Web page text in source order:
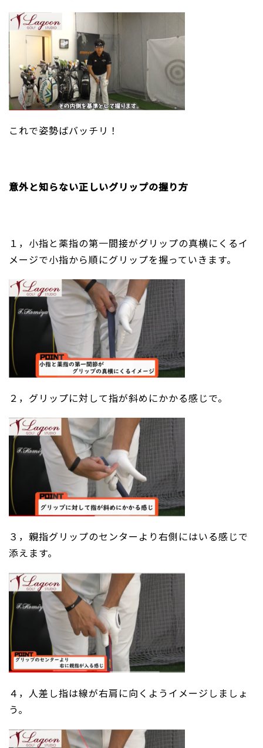
これで姿勢ばバッチリ！
意外と知らない正しいグリップの握り方
１，小指と薬指の第一間接がグリップの真横にくるイ
メージで小指から順にグリップを握っていきます。
２，グリップに対して指が斜めにかかる感じで。
３，親指グリップのセンターより右側にはいる感じで
添えます。
４，人差し指は線が右肩に向くようイメージしましょ
う。